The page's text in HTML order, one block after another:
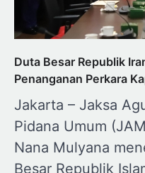
Duta Besar Republik
Penanganan Perkara
Jakarta – Jaksa
Pidana Umum
Nana Mulyana
Besar Republik